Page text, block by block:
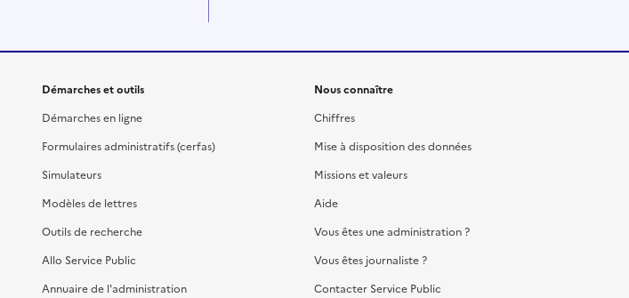
Démarches et outils
Démarches en ligne
Formulaires administratifs (cerfas)
Simulateurs
Modèles de lettres
Outils de recherche
Allo Service Public
Annuaire de l'administration
Nous connaître
Chiffres
Mise à disposition des données
Missions et valeurs
Aide
Vous êtes une administration ?
Vous êtes journaliste ?
Contacter Service Public